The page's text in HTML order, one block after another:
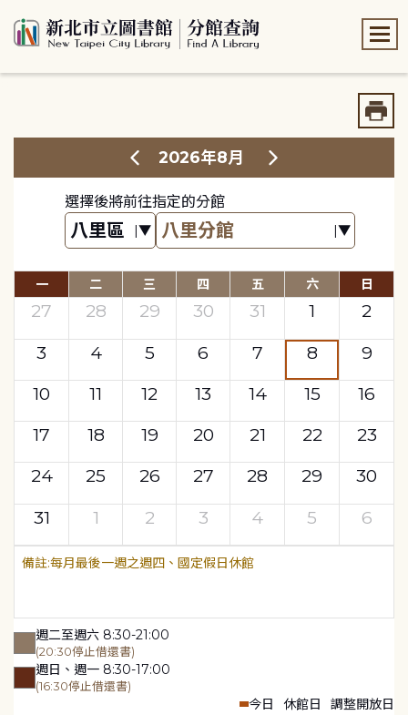
2026年8月
選擇後將前往指定的分館
一 二 三 四 五 六 日
27 28 29 30 31 1
2
3
4 5 6 7 8
9
10
11 12 13 14 15
16
17
18 19 20 21 22
23
24
25 26 27 28 29
30
31
1 2 3 4 5 6
每月最後一週之週四、國定假日休館
週二至週六 8:30-21:00
(20:30停止借還書)
週日、週一 8:30-17:00
(16:30停止借還書)
今日 休館日 調整開放日